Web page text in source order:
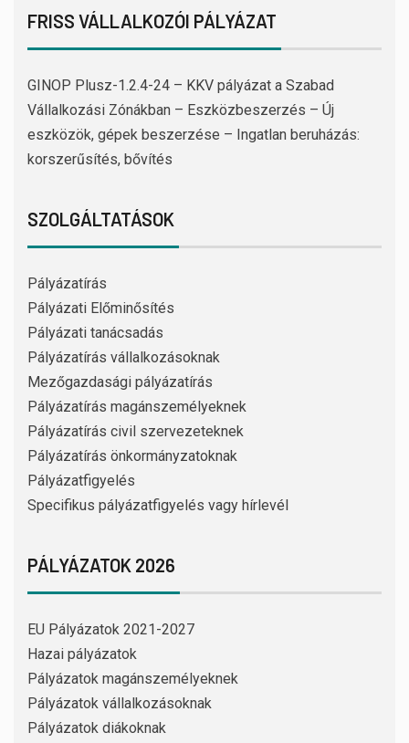
FRISS VÁLLALKOZÓI PÁLYÁZAT
GINOP Plusz-1.2.4-24 – KKV pályázat a Szabad
Vállalkozási Zónákban – Eszközbeszerzés – Új
eszközök, gépek beszerzése – Ingatlan beruházás:
korszerűsítés, bővítés
SZOLGÁLTATÁSOK
Pályázatírás
Pályázati Előminősítés
Pályázati tanácsadás
Pályázatírás vállalkozásoknak
Mezőgazdasági pályázatírás
Pályázatírás magánszemélyeknek
Pályázatírás civil szervezeteknek
Pályázatírás önkormányzatoknak
Pályázatfigyelés
Specifikus pályázatfigyelés vagy hírlevél
PÁLYÁZATOK 2026
EU Pályázatok 2021-2027
Hazai pályázatok
Pályázatok magánszemélyeknek
Pályázatok vállalkozásoknak
Pályázatok diákoknak